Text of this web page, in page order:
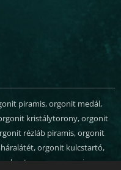
piramis, orgonit medál,
kristálytorony, orgonit
rézláb piramis, orgonit
orgonit kulcstartó,
buster, orgon energia, orgon